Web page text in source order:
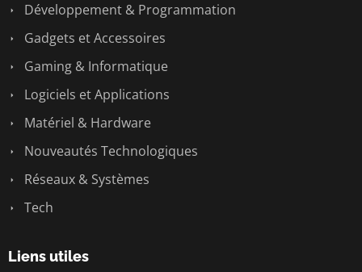
Développement & Programmation
Gadgets et Accessoires
Gaming & Informatique
Logiciels et Applications
Matériel & Hardware
Nouveautés Technologiques
Réseaux & Systèmes
Tech
Liens utiles